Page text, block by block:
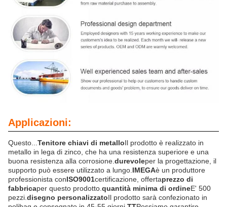
Applicazioni:
Questo...Tenitore chiavi di metalloIl prodotto è realizzato in
metallo in lega di zinco, che ha una resistenza superiore e una
buona resistenza alla corrosione.durevoleper la progettazione, il
supporto può essere utilizzato a lungo.IMEGAè un produttore
professionista conISO9001certificazione, offertaprezzo di
fabbricaper questo prodotto.quantità minima di ordineE' 500
pezzi.disegno personalizzatoIl prodotto sarà confezionato in